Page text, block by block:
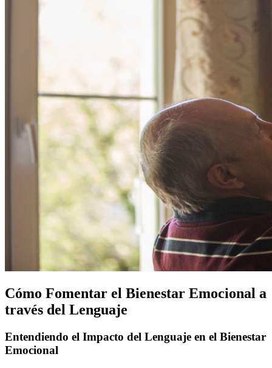
Cómo Fomentar el Bienestar Emocional a
través del Lenguaje
Entendiendo el Impacto del Lenguaje en el Bienestar
Emocional